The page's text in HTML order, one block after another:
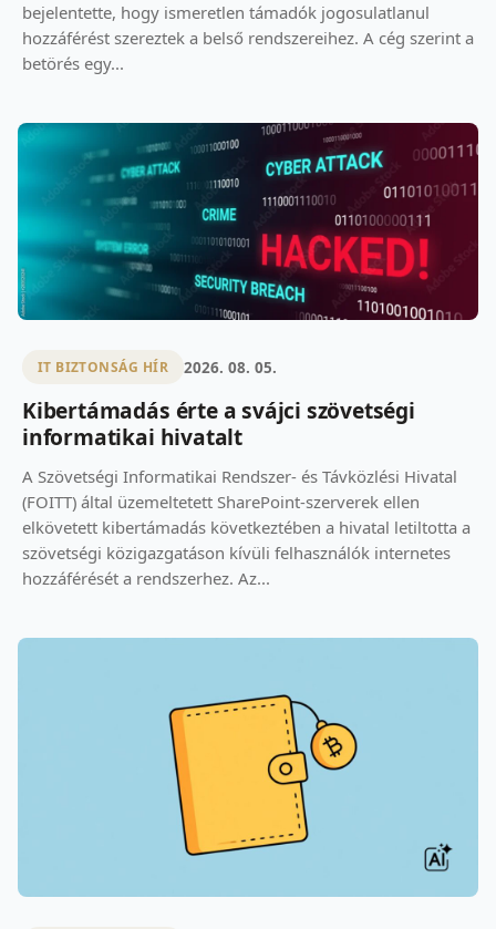
bejelentette, hogy ismeretlen támadók jogosulatlanul
hozzáférést szereztek a belső rendszereihez. A cég szerint a
betörés egy...
IT BIZTONSÁG HÍR 2026. 08. 05.
Kibertámadás érte a svájci szövetségi
informatikai hivatalt
A Szövetségi Informatikai Rendszer- és Távközlési Hivatal
(FOITT) által üzemeltetett SharePoint-szerverek ellen
elkövetett kibertámadás következtében a hivatal letiltotta a
szövetségi közigazgatáson kívüli felhasználók internetes
hozzáférését a rendszerhez. Az...